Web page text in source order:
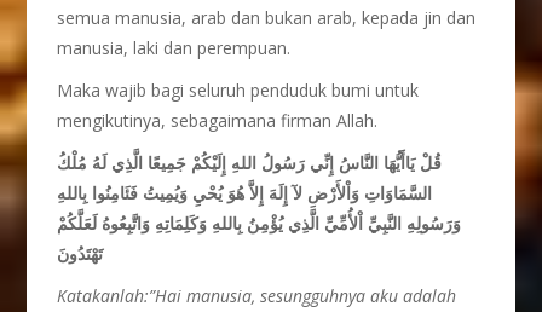
semua manusia, arab dan bukan arab, kepada jin dan
manusia, laki dan perempuan.
Maka wajib bagi seluruh penduduk bumi untuk
mengikutinya, sebagaimana firman Allah.
قُلْ يَاأَيُّهَا النَّاسُ إِنِّي رَسُولُ اللهِ إِلَيْكُمْ جَمِيعًا الَّذِي لَهُ مُلْكُ
السَّمَاوَاتِ وَاْلأَرْضِ لآ إِلَهَ إِلاَّ هُوَ يُحْيِ وَيُمِيتُ فَئَامِنُوا بِاللهِ
وَرَسُولِهِ النَّبِيِّ اْلأُمِّيِّ الَّذِي يُؤْمِنُ بِاللهِ وَكَلِمَاتِهِ وَاتَّبِعُوهُ لَعَلَّكُمْ
تَهْتَدُونَ
Katakanlah:”Hai manusia, sesungguhnya aku adalah